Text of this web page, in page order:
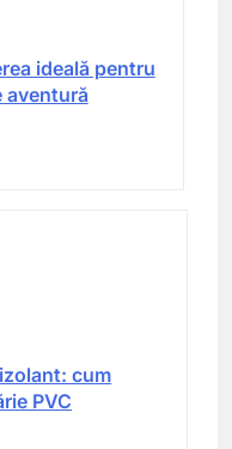
ideală pentru
aventură
cum
PVC